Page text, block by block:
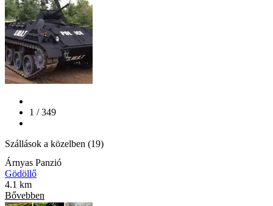
1 / 349
Szállások a közelben (19)
Árnyas Panzió
Gödöllő
4.1 km
Bővebben